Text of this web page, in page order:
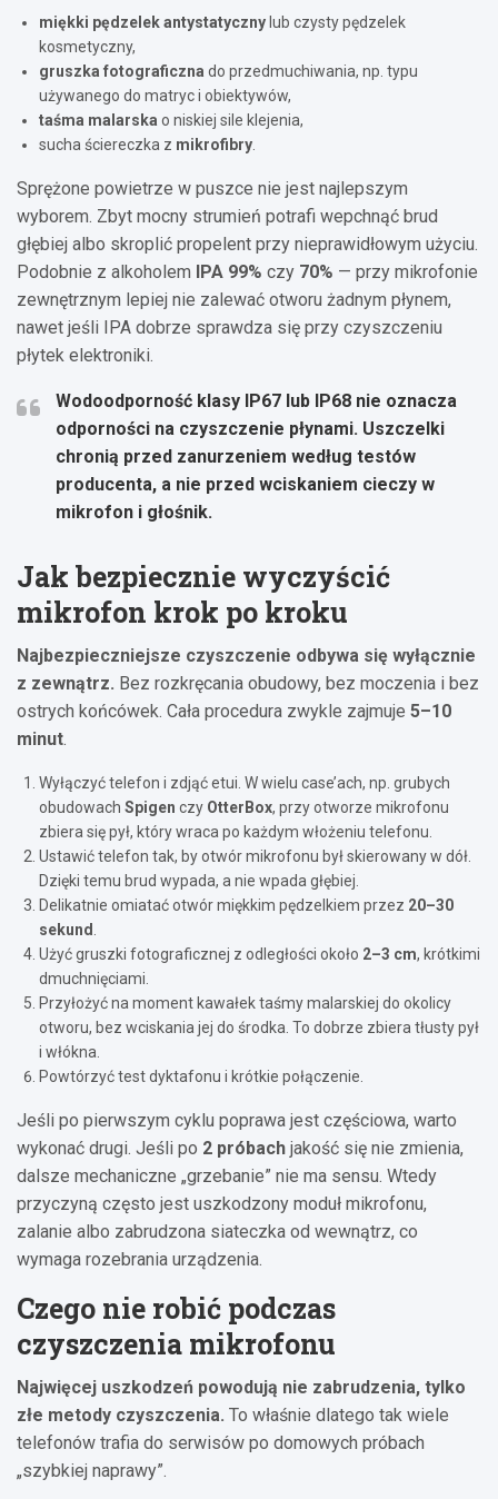
miękki pędzelek antystatyczny lub czysty pędzelek
kosmetyczny,
gruszka fotograficzna do przedmuchiwania, np. typu
używanego do matryc i obiektywów,
taśma malarska o niskiej sile klejenia,
sucha ściereczka z mikrofibry
Sprężone powietrze w puszce nie jest najlepszym
wyborem. Zbyt mocny strumień potrafi wepchnąć brud
głębiej albo skroplić propelent przy nieprawidłowym użyciu.
Podobnie z alkoholem IPA 99% czy 70% — przy mikrofonie
zewnętrznym lepiej nie zalewać otworu żadnym płynem,
nawet jeśli IPA dobrze sprawdza się przy czyszczeniu
płytek elektroniki.
Wodoodporność klasy IP67 lub IP68 nie oznacza
odporności na czyszczenie płynami. Uszczelki
chronią przed zanurzeniem według testów
producenta, a nie przed wciskaniem cieczy w
mikrofon i głośnik.
Jak bezpiecznie wyczyścić
mikrofon krok po kroku
Najbezpieczniejsze czyszczenie odbywa się wyłącznie
z zewnątrz. Bez rozkręcania obudowy, bez moczenia i bez
ostrych końcówek. Cała procedura zwykle zajmuje 5–10
minut.
Wyłączyć telefon i zdjąć etui. W wielu case’ach, np. grubych
obudowach Spigen czy OtterBox, przy otworze mikrofonu
zbiera się pył, który wraca po każdym włożeniu telefonu.
Ustawić telefon tak, by otwór mikrofonu był skierowany w dół.
Dzięki temu brud wypada, a nie wpada głębiej.
Delikatnie omiatać otwór miękkim pędzelkiem przez 20–30
sekund
Użyć gruszki fotograficznej z odległości około 2–3 cm, krótkimi
dmuchnięciami.
Przyłożyć na moment kawałek taśmy malarskiej do okolicy
otworu, bez wciskania jej do środka. To dobrze zbiera tłusty pył
i włókna.
Powtórzyć test dyktafonu i krótkie połączenie.
Jeśli po pierwszym cyklu poprawa jest częściowa, warto
wykonać drugi. Jeśli po 2 próbach jakość się nie zmienia,
dalsze mechaniczne „grzebanie” nie ma sensu. Wtedy
przyczyną często jest uszkodzony moduł mikrofonu,
zalanie albo zabrudzona siateczka od wewnątrz, co
wymaga rozebrania urządzenia.
Czego nie robić podczas
czyszczenia mikrofonu
Najwięcej uszkodzeń powodują nie zabrudzenia, tylko
złe metody czyszczenia. To właśnie dlatego tak wiele
telefonów trafia do serwisów po domowych próbach
„szybkiej naprawy”.